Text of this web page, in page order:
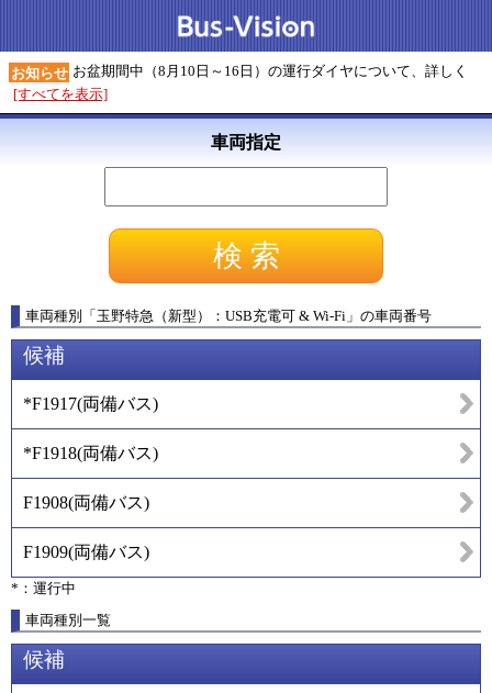
お知らせ お盆期間中（8月10日～16日）の運行ダイヤについて、詳しく
[すべてを表示]
車両指定
車両種別 「玉野特急（新型）：USB充電可 & Wi-Fi 」 の車両番号
候補
*F1917(両備バス)
*F1918(両備バス)
F1908(両備バス)
F1909(両備バス)
*：運行中
車両種別一覧
候補